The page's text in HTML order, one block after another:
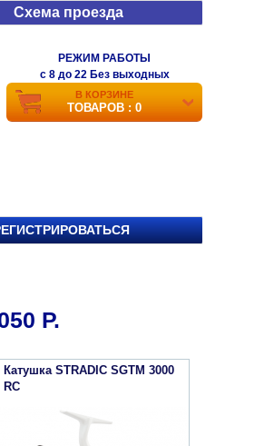
Схема проезда
РЕЖИМ РАБОТЫ
c 8 до 22 Без выходных
В КОРЗИНЕ
ТОВАРОВ : 0
Р.
Катушка STRADIC SGTM 3000
RC